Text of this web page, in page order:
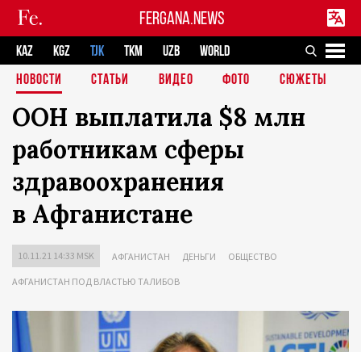
FERGANA.NEWS
KAZ KGZ TJK TKM UZB
WORLD
НОВОСТИ
СТАТЬИ ВИДЕО ФОТО СЮЖЕТЫ
ООН выплатила $8 млн
работникам сферы
здравоохранения
в Афганистане
10.11.21 14:33 MSK АФГАНИСТАН ДЕНЬГИ ОБЩЕСТВО
АФГАНИСТАН ПОД ВЛАСТЬЮ ТАЛИБОВ